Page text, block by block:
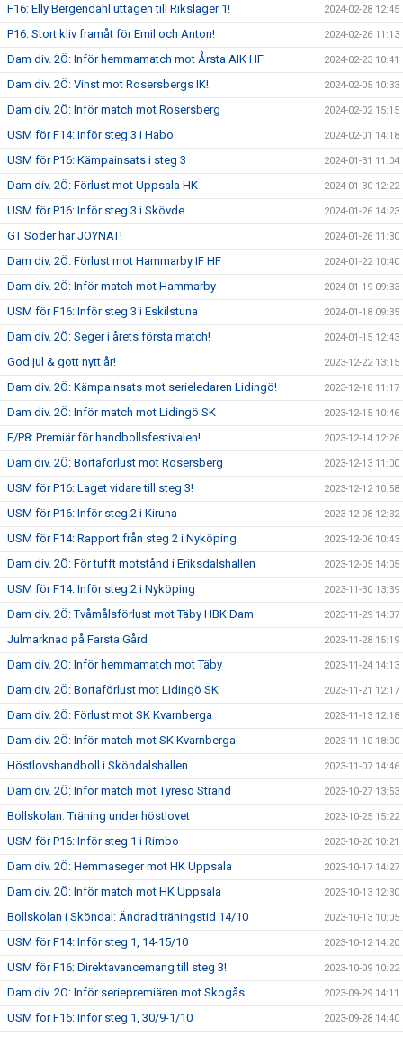
F16: Elly Bergendahl uttagen till Riksläger 1! 2024-02-28 12:45
P16: Stort kliv framåt för Emil och Anton! 2024-02-26 11:13
Dam div. 2Ö: Inför hemmamatch mot Årsta AIK HF 2024-02-23 10:41
Dam div. 2Ö: Vinst mot Rosersbergs IK! 2024-02-05 10:33
Dam div. 2Ö: Inför match mot Rosersberg 2024-02-02 15:15
USM för F14: Inför steg 3 i Habo 2024-02-01 14:18
USM för P16: Kämpainsats i steg 3 2024-01-31 11:04
Dam div. 2Ö: Förlust mot Uppsala HK 2024-01-30 12:22
USM för P16: Inför steg 3 i Skövde 2024-01-26 14:23
GT Söder har JOYNAT! 2024-01-26 11:30
Dam div. 2Ö: Förlust mot Hammarby IF HF 2024-01-22 10:40
Dam div. 2Ö: Inför match mot Hammarby 2024-01-19 09:33
USM för F16: Inför steg 3 i Eskilstuna 2024-01-18 09:35
Dam div. 2Ö: Seger i årets första match! 2024-01-15 12:43
God jul & gott nytt år! 2023-12-22 13:15
Dam div. 2Ö: Kämpainsats mot serieledaren Lidingö! 2023-12-18 11:17
Dam div. 2Ö: Inför match mot Lidingö SK 2023-12-15 10:46
F/P8: Premiär för handbollsfestivalen! 2023-12-14 12:26
Dam div. 2Ö: Bortaförlust mot Rosersberg 2023-12-13 11:00
USM för P16: Laget vidare till steg 3! 2023-12-12 10:58
USM för P16: Inför steg 2 i Kiruna 2023-12-08 12:32
USM för F14: Rapport från steg 2 i Nyköping 2023-12-06 10:43
Dam div. 2Ö: För tufft motstånd i Eriksdalshallen 2023-12-05 14:05
USM för F14: Inför steg 2 i Nyköping 2023-11-30 13:39
Dam div. 2Ö: Tvåmålsförlust mot Täby HBK Dam 2023-11-29 14:37
Julmarknad på Farsta Gård 2023-11-28 15:19
Dam div. 2Ö: Inför hemmamatch mot Täby 2023-11-24 14:13
Dam div. 2Ö: Bortaförlust mot Lidingö SK 2023-11-21 12:17
Dam div. 2Ö: Förlust mot SK Kvarnberga 2023-11-13 12:18
Dam div. 2Ö: Inför match mot SK Kvarnberga 2023-11-10 18:00
Höstlovshandboll i Sköndalshallen 2023-11-07 14:46
Dam div. 2Ö: Inför match mot Tyresö Strand 2023-10-27 13:53
Bollskolan: Träning under höstlovet 2023-10-25 15:22
USM för P16: Inför steg 1 i Rimbo 2023-10-20 10:21
Dam div. 2Ö: Hemmaseger mot HK Uppsala 2023-10-17 14:27
Dam div. 2Ö: Inför match mot HK Uppsala 2023-10-13 12:30
Bollskolan i Sköndal: Ändrad träningstid 14/10 2023-10-13 10:05
USM för F14: Inför steg 1, 14-15/10 2023-10-12 14:20
USM för F16: Direktavancemang till steg 3! 2023-10-09 10:22
Dam div. 2Ö: Inför seriepremiären mot Skogås 2023-09-29 14:11
USM för F16: Inför steg 1, 30/9-1/10 2023-09-28 14:40